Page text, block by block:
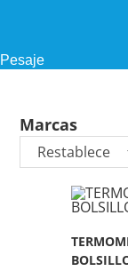
Pesaje
Marcas